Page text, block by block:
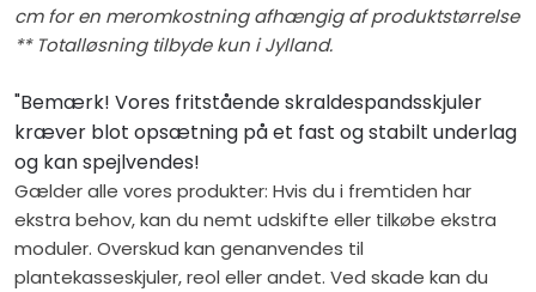
cm ​for en meromkostning afhængig af produktstørrelse
** Totalløsning tilbyde kun i Jylland.
"Bemærk! Vores fritstående skraldespandsskjuler
kræver blot opsætning på et fast og stabilt underlag
og kan spejlvendes!
Gælder alle vores produkter: Hvis du i fremtiden har
ekstra behov, kan du nemt udskifte eller tilkøbe ekstra
moduler. Overskud kan genanvendes til
plantekasseskjuler, reol eller andet. Ved skade kan du